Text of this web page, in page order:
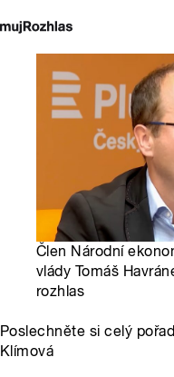
Člen Národní
vlády Tomáš
rozhlas
Poslechněte si celý
Klímová